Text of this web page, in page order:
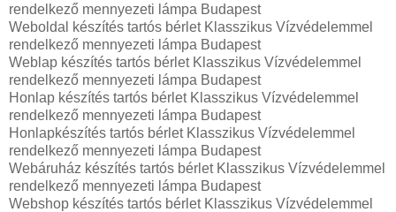
rendelkező mennyezeti lámpa Budapest
Weboldal készítés tartós bérlet Klasszikus Vízvédelemmel
rendelkező mennyezeti lámpa Budapest
Weblap készítés tartós bérlet Klasszikus Vízvédelemmel
rendelkező mennyezeti lámpa Budapest
Honlap készítés tartós bérlet Klasszikus Vízvédelemmel
rendelkező mennyezeti lámpa Budapest
Honlapkészítés tartós bérlet Klasszikus Vízvédelemmel
rendelkező mennyezeti lámpa Budapest
Webáruház készítés tartós bérlet Klasszikus Vízvédelemmel
rendelkező mennyezeti lámpa Budapest
Webshop készítés tartós bérlet Klasszikus Vízvédelemmel